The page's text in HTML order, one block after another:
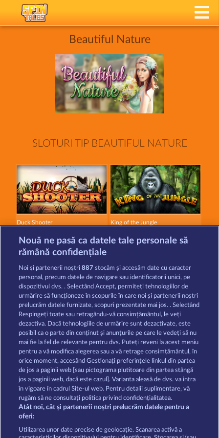
Beautiful Nature
SLOTURI TIP BEAUTIFUL NATURE
Duck Shooter King of the Jungle
Golden Ei of Moorhuhn Night Wolves
Termeni și condiții
Declarație de confidențialitate
Asistență tehnică Firmă
Întrebări frecvente Program de afiliere
Nouă ne pasă ca datele tale personale să
rămână confidențiale
Noi și partenerii noștri887 stocăm și accesăm date cu caracter
personal, precum datele de navigare sau identificatorii unici, pe
dispozitivul dvs. . Selectând Accept, permiteți tehnologiilor de
urmărire să funcționeze în scopurile în care noi și partenerii noștri
prelucrăm datele furnizate, scopuri prezentate mai jos. . Selectând
Respingeți toate sau retragându-vă consimțământul, le veți
dezactiva. Dacă tehnologiile de urmărire sunt dezactivate, este
posibil ca o parte din conținut și anunțurile pe care le vedeți să nu
mai fie la fel de relevante pentru dvs. Puteți reveni la acest meniu
pentru a vă modifica alegerea sau a vă retrage consimțământul, în
orice moment, accesând Gestionați preferințele linkul din partea
de jos a paginii web [sau pictograma plutitoare din partea stângă
jos a paginii web, dacă este cazul]. Varianta aleasă de dvs. va intra
în vigoare în cadrul Site-ul web. Pentru detalii suplimentare, vă
rugăm să ne consultați politica privind confidențialitatea.
Atât noi, cât și partenerii noștri prelucrăm datele pentru a
oferi:
Utilizarea unor date precise de geolocație. Scanarea activă a